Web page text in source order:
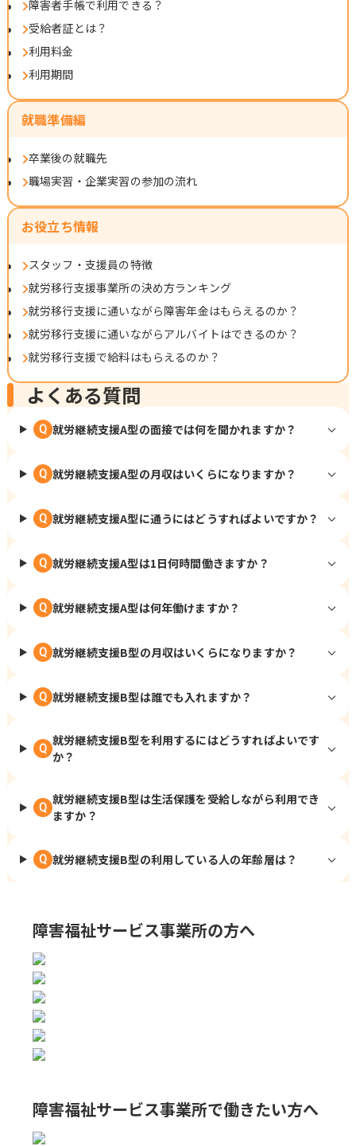
障害者手帳で利用できる？
受給者証とは？
利用料金
利用期間
就職準備編
卒業後の就職先
職場実習・企業実習の参加の流れ
お役立ち情報
スタッフ・支援員の特徴
就労移行支援事業所の決め方ランキング
就労移行支援に通いながら障害年金はもらえるのか？
就労移行支援に通いながらアルバイトはできるのか？
就労移行支援で給料はもらえるのか？
よくある質問
Q 就労継続支援A型の面接では何を聞かれますか？
Q 就労継続支援A型の月収はいくらになりますか？
Q 就労継続支援A型に通うにはどうすればよいですか？
Q 就労継続支援A型は1日何時間働きますか？
Q 就労継続支援A型は何年働けますか？
Q 就労継続支援B型の月収はいくらになりますか？
Q 就労継続支援B型は誰でも入れますか？
Q
就労継続支援B型を利用するにはどうすればよいです
か？
Q
就労継続支援B型は生活保護を受給しながら利用でき
ますか？
Q 就労継続支援B型の利用している人の年齢層は？
障害福祉サービス事業所の方へ
障害福祉サービス事業所で働きたい方へ